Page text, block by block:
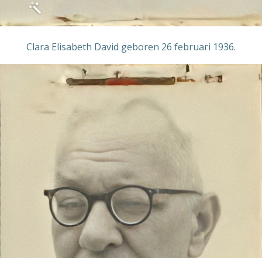
Clara Elisabeth David geboren 26 februari 1936.